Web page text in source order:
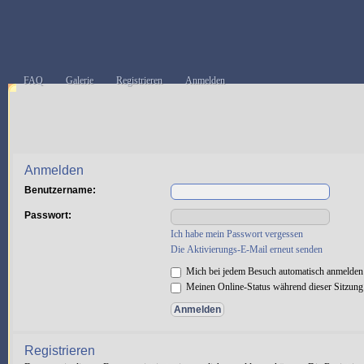
FAQ Galerie Registrieren Anmelden
Anmelden
Benutzername:
Passwort:
Ich habe mein Passwort vergessen
Die Aktivierungs-E-Mail erneut senden
Mich bei jedem Besuch automatisch anmelden
Meinen Online-Status während dieser
Registrieren